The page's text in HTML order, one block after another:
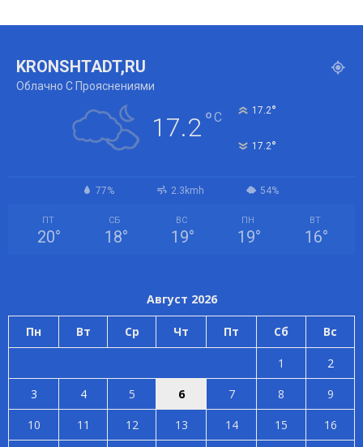
KRONSHTADT,RU
Облачно С Прояснениями
17.2°C 17.2°
17.2°
77% 2.3kmh 54%
ПТ
20°
СБ
18°
ВС
19°
ПН
19°
ВТ
16°
Август 2026
Пн Вт Ср Чт Пт Сб Вс
1
2
3
4 5 6 7 8
9
10
11 12 13 14 15
16